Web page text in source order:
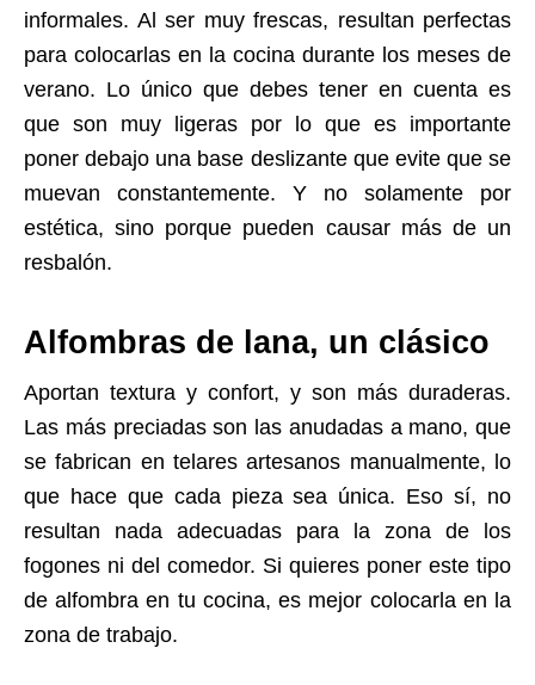
informales. Al ser muy frescas, resultan perfectas
para colocarlas en la cocina durante los meses de
verano. Lo único que debes tener en cuenta es
que son muy ligeras por lo que es importante
poner debajo una base deslizante que evite que se
muevan constantemente. Y no solamente por
estética, sino porque pueden causar más de un
resbalón.
Alfombras de lana, un clásico
Aportan textura y confort, y son más duraderas.
Las más preciadas son las anudadas a mano, que
se fabrican en telares artesanos manualmente, lo
que hace que cada pieza sea única. Eso sí, no
resultan nada adecuadas para la zona de los
fogones ni del comedor. Si quieres poner este tipo
de alfombra en tu cocina, es mejor colocarla en la
zona de trabajo.